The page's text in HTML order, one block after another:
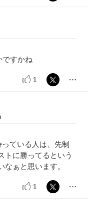
ですかね
1
ている人は、先制
トに勝ってるという
なぁと思います。
1